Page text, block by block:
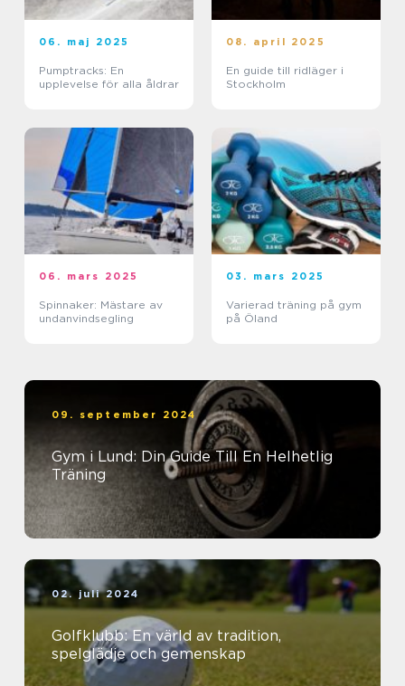
06. maj 2025
Pumptracks: En
upplevelse för alla åldrar
08. april 2025
En guide till ridläger i
Stockholm
06. mars 2025
Spinnaker: Mästare av
undanvindsegling
03. mars 2025
Varierad träning på gym
på Öland
09. september 2024
Gym i Lund: Din Guide Till En Helhetlig
Träning
02. juli 2024
Golfklubb: En värld av tradition,
spelglädje och gemenskap